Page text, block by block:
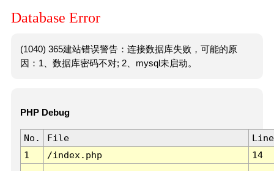
Database Error
(1040) 365建站错误警告：连接数据库失败，可能的原
因：1、数据库密码不对; 2、mysql未启动。
PHP Debug
No. File
Line
1
/index.php 14